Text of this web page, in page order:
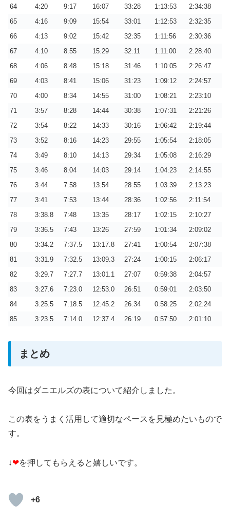
64
4:20 9:17 16:07 33:28 1:13:53
2:34:38
65
4:16 9:09 15:54 33:01 1:12:53
2:32:35
66
4:13 9:02 15:42 32:35 1:11:56
2:30:36
67
4:10 8:55 15:29 32:11 1:11:00
2:28:40
68
4:06 8:48 15:18 31:46 1:10:05
2:26:47
69
4:03 8:41 15:06 31:23 1:09:12
2:24:57
70
4:00 8:34 14:55 31:00 1:08:21
2:23:10
71
3:57 8:28 14:44 30:38 1:07:31
2:21:26
72
3:54 8:22 14:33 30:16 1:06:42
2:19:44
73
3:52 8:16 14:23 29:55 1:05:54
2:18:05
74
3:49 8:10 14:13 29:34 1:05:08
2:16:29
75
3:46 8:04 14:03 29:14 1:04:23
2:14:55
76
3:44 7:58 13:54 28:55 1:03:39
2:13:23
77
3:41 7:53 13:44 28:36 1:02:56
2:11:54
78
3:38.8 7:48 13:35 28:17 1:02:15
2:10:27
79
3:36.5 7:43 13:26 27:59 1:01:34
2:09:02
80
3:34.2 7:37.5 13:17.8 27:41 1:00:54
2:07:38
81
3:31.9 7:32.5 13:09.3 27:24 1:00:15
2:06:17
82
3:29.7 7:27.7 13:01.1 27:07 0:59:38
2:04:57
83
3:27.6 7:23.0 12:53.0 26:51 0:59:01
2:03:50
84
3:25.5 7:18.5 12:45.2 26:34 0:58:25
2:02:24
85
3:23.5 7:14.0 12:37.4 26:19 0:57:50 2:01:10
まとめ
今回はダニエルズの表について紹介しました。
この表をうまく活用して適切なペースを見極めたいもので
す。
↓❤を押してもらえると嬉しいです。
+6